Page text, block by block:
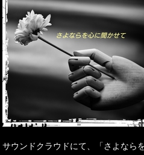
サウンドクラウドにて、「さよな